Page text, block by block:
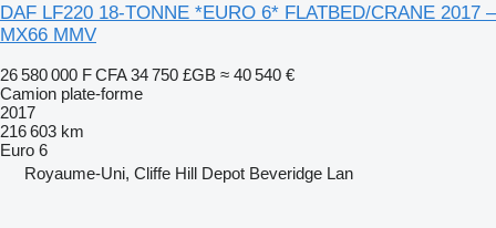
DAF LF220 18-TONNE *EURO 6* FLATBED/CRANE 2017 –
MX66 MMV
26 580 000 F CFA 34 750 £GB ≈ 40 540 €
Camion plate-forme
2017
216 603 km
Euro 6
Royaume-Uni, Cliffe Hill Depot Beveridge Lan